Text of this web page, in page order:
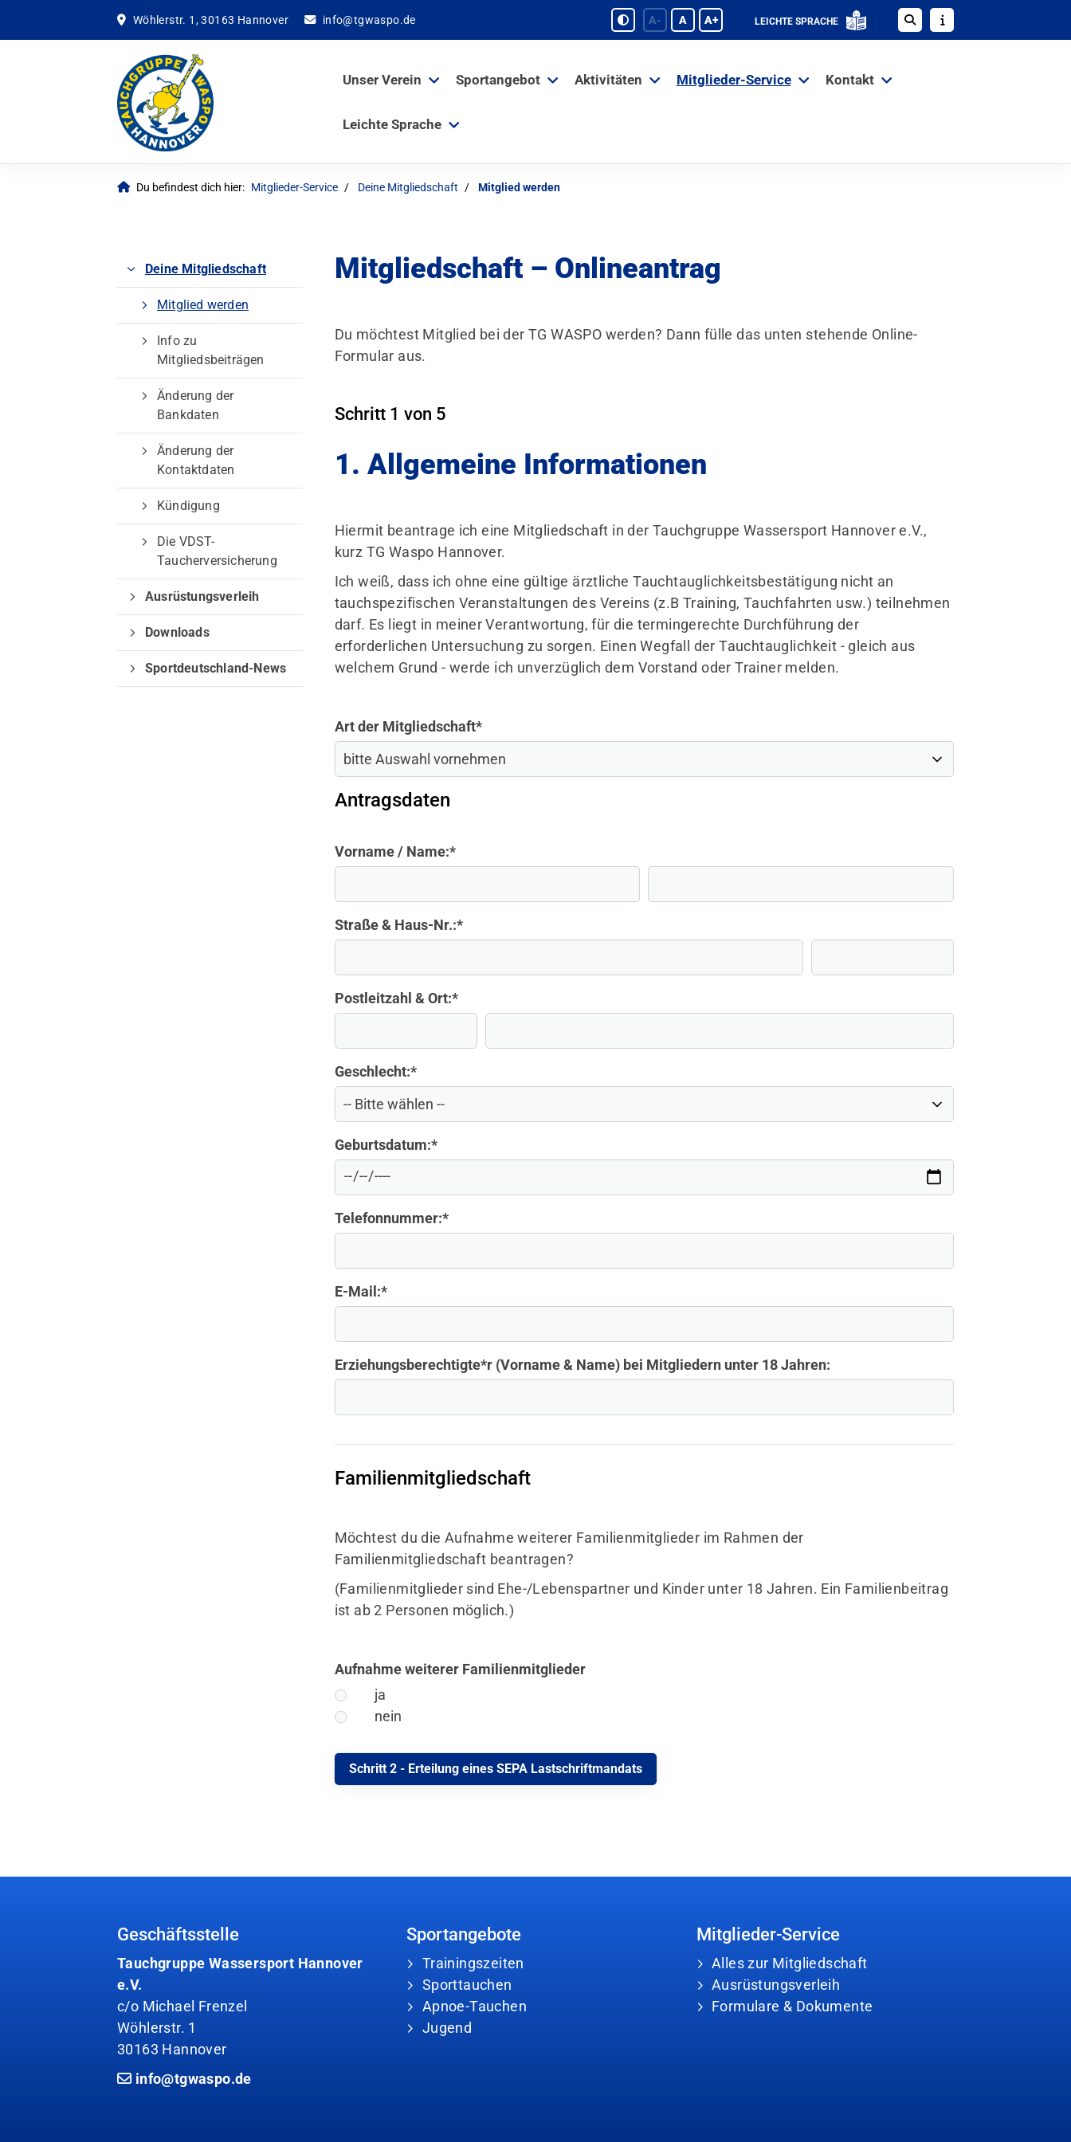
Wöhlerstr. 1, 30163 Hannover info@tgwaspo.de A- A A+ LEICHTE SPRACHE
Unser Verein Sportangebot Aktivitäten Mitglieder-Service Kontakt
Leichte Sprache
Du befindest dich hier: Mitglieder-Service Deine Mitgliedschaft Mitglied werden
Mitgliedschaft – Onlineantrag
Du möchtest Mitglied bei der TG WASPO werden? Dann fülle das unten stehende Online-
Formular aus.
Schritt 1 von 5
1. Allgemeine Informationen
Hiermit beantrage ich eine Mitgliedschaft in der Tauchgruppe Wassersport Hannover e.V.,
kurz TG Waspo Hannover.
Ich weiß, dass ich ohne eine gültige ärztliche Tauchtauglichkeitsbestätigung nicht an
tauchspezifischen Veranstaltungen des Vereins (z.B Training, Tauchfahrten usw.) teilnehmen
darf. Es liegt in meiner Verantwortung, für die termingerechte Durchführung der
erforderlichen Untersuchung zu sorgen. Einen Wegfall der Tauchtauglichkeit - gleich aus
welchem Grund - werde ich unverzüglich dem Vorstand oder Trainer melden.
Art der Mitgliedschaft*
Antragsdaten
Vorname / Name:*
Straße & Haus-Nr.:*
Postleitzahl & Ort:*
Geschlecht:*
Geburtsdatum:*
Telefonnummer:*
E-Mail:*
Erziehungsberechtigte*r (Vorname & Name) bei Mitgliedern unter 18 Jahren:
Familienmitgliedschaft
Möchtest du die Aufnahme weiterer Familienmitglieder im Rahmen der
Familienmitgliedschaft beantragen?
(Familienmitglieder sind Ehe-/Lebenspartner und Kinder unter 18 Jahren. Ein Familienbeitrag
ist ab 2 Personen möglich.)
Aufnahme weiterer Familienmitglieder
ja
nein
Deine Mitgliedschaft
Mitglied werden
Info zu
Mitgliedsbeiträgen
Änderung der
Bankdaten
Änderung der
Kontaktdaten
Kündigung
Die VDST-
Taucherversicherung
Ausrüstungsverleih
Downloads
Sportdeutschland-News
Geschäftsstelle
Tauchgruppe Wassersport Hannover
e.V.
c/o Michael Frenzel
Wöhlerstr. 1
30163 Hannover
info@tgwaspo.de
Sportangebote
Trainingszeiten
Sporttauchen
Apnoe-Tauchen
Jugend
Mitglieder-Service
Alles zur Mitgliedschaft
Ausrüstungsverleih
Formulare & Dokumente
Quicklinks
Sportangebote
Trainingszeiten
Sporttauchen
Apnoe-Tauchen
Jugend
Mitglieder-Service
Ausrüstungsverleih
Formulare & Dokumente
Fragen & Antworten
Geschäftsstelle
c/o Michael Frenzel
Wöhlerstr. 1
30163 Hannover
info@tgwaspo.de